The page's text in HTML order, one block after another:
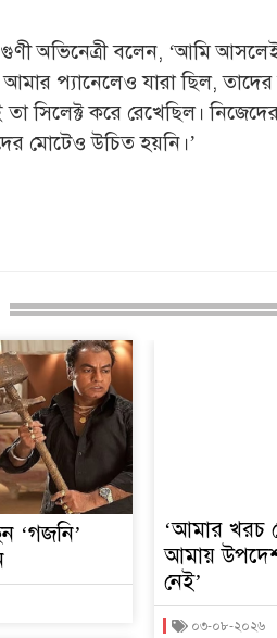
অভিনেত্রী বলেন, ‘আমি আসলেই
আমার প্যানেলেও যারা ছিল,
সিলেক্ট করে রেখেছিল।
মোটেও উচিত হয়নি।’
‘গজনি’
‘আমার খরচ
আমায়
নেই’
০৩-০৮-২০২৬